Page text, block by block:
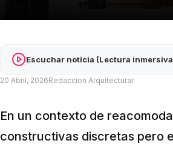
Escuchar noticia (Lectura
20 Abril, 2026Redaccion Arquitecturar
En un contexto de
constructivas discretas pero